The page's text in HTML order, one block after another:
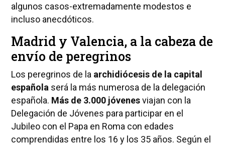
algunos casos-extremadamente modestos e
incluso anecdóticos.
Madrid y Valencia, a la cabeza de
envío de peregrinos
Los peregrinos de la archidiócesis de la capital
española será la más numerosa de la delegación
española. Más de 3.000 jóvenesviajan con la
Delegación de Jóvenes para participar en el
Jubileo con el Papa en Roma con edades
comprendidas entre los 16 y los 35 años. Según el